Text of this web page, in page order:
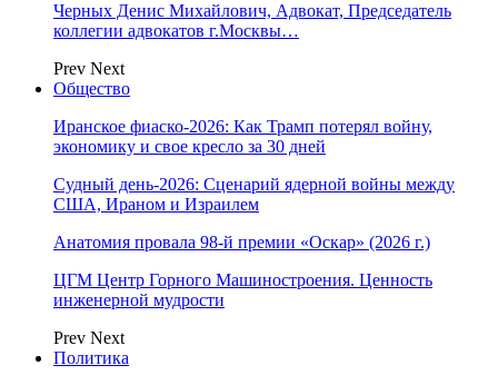
Черных Денис Михайлович, Адвокат, Председатель
коллегии адвокатов г.Москвы…
Prev Next
Общество
Иранское фиаско-2026: Как Трамп потерял войну,
экономику и свое кресло за 30 дней
Судный день-2026: Сценарий ядерной войны между
США, Ираном и Израилем
Анатомия провала 98-й премии «Оскар» (2026 г.)
ЦГМ Центр Горного Машиностроения. Ценность
инженерной мудрости
Prev Next
Политика